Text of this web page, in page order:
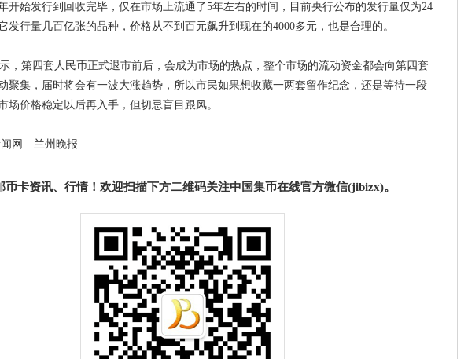
开始发行到回收完毕，仅在市场上流通了5年左右的时间，目前央行公布的发行量仅为24
发行量几百亿张的品种，价格从不到百元飙升到现在的4000多元，也是合理的。
，第四套人民币正式退市前后，会成为市场的热点，整个市场的流动资金都会向第四套
聚集，届时将会有一波大涨趋势，所以市民如果想收藏一两套留作纪念，还是等待一段
场价格稳定以后再入手，但切忌盲目跟风。
闻网 兰州晚报
币卡资讯、行情！欢迎扫描下方二维码关注中国集币在线官方微信(jibizx)。